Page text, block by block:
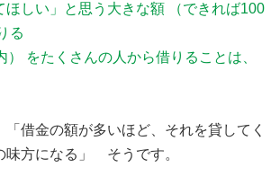
ほしい」と思う大きな額 （できれば100
る
） をたくさんの人から借りることは、
借金の額が多いほど、それを貸してく
味方になる」 そうです。